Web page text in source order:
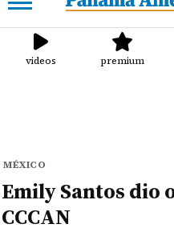
videos premium
MÉXICO
Emily Santos dio
CCCAN